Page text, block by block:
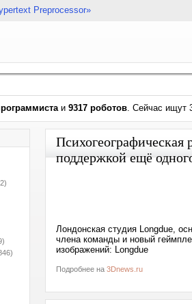
Preprocessor»
и 9317 роботов. Сейчас ищут
Психогеографическая
поддержкой ещё
Лондонская студия Longdue,
члена команды и новый
изображений: Longdue
Подробнее на 3Dnews.ru